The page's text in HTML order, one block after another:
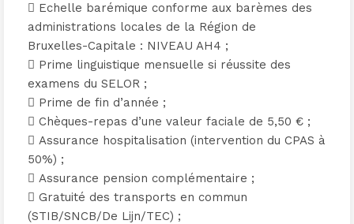
 Echelle barémique conforme aux barèmes des
administrations locales de la Région de
Bruxelles-Capitale : NIVEAU AH4 ;
 Prime linguistique mensuelle si réussite des
examens du SELOR ;
 Prime de fin d’année ;
 Chèques-repas d’une valeur faciale de 5,50 € ;
 Assurance hospitalisation (intervention du CPAS à
50%) ;
 Assurance pension complémentaire ;
 Gratuité des transports en commun
(STIB/SNCB/De Lijn/TEC) ;